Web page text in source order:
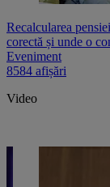
Recalcularea
corectă și unde o
Eveniment
8584 afișări
Video